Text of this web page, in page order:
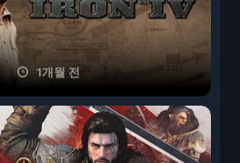
1개월 전